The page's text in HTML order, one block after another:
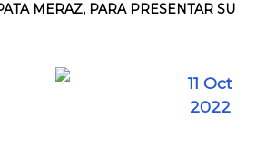
MERAZ, PARA PRESENTAR SU
11 Oct
2022